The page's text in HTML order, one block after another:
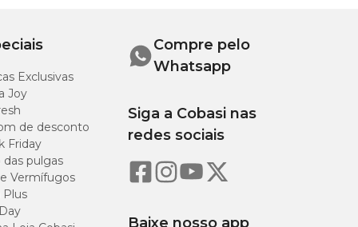
e
nesses
em
Exclusivas
Joy
de desconto
Friday
das pulgas
Vermífugos
Plus
Compre pelo
Whatsapp
Siga a Cobasi nas
redes sociais
Baixe nosso app